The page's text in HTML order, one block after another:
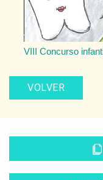
VIII Concurso
VOLVER